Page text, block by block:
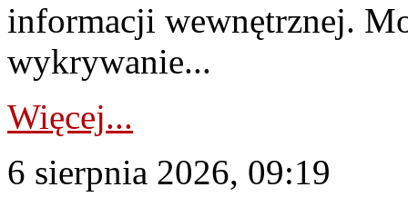
informacji wewnętrznej.
wykrywanie...
Więcej...
6 sierpnia 2026, 09:19